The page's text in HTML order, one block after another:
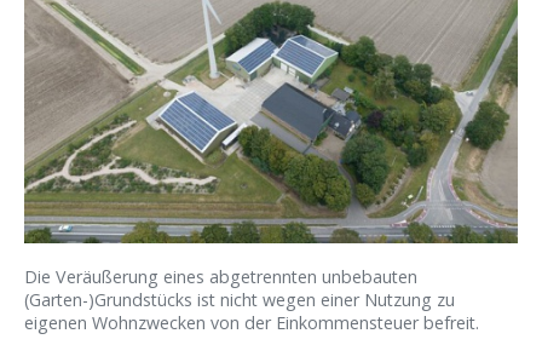
Die Veräußerung eines abgetrennten unbebauten
(Garten-)Grundstücks ist nicht wegen einer Nutzung zu
eigenen Wohnzwecken von der Einkommensteuer befreit.